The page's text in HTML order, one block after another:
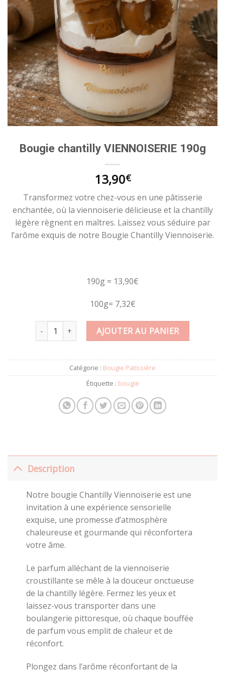
Bougie chantilly VIENNOISERIE 190g
13,90€
Transformez votre chez-vous en une pâtisserie
enchantée, où la viennoiserie délicieuse et la chantilly
légère règnent en maîtres. Laissez vous séduire par
l’arôme exquis de notre Bougie Chantilly Viennoiserie.
190g = 13,90€
100g= 7,32€
quantité de Bougie chantilly VIENNOISERIE 190g
AJOUTER AU PANIER
Catégorie : Bougie Patissière
Étiquette : bougie
Description
Notre bougie Chantilly Viennoiserie est une
invitation à une expérience sensorielle
exquise, une promesse d’atmosphère
chaleureuse et gourmande qui réconfortera
votre âme.
Le parfum alléchant de la viennoiserie
croustillante se mêle à la douceur onctueuse
de la chantilly légère. Fermez les yeux et
laissez-vous transporter dans une
boulangerie pittoresque, où chaque bouffée
de parfum vous emplit de chaleur et de
réconfort.
Plongez dans l’arôme réconfortant de la